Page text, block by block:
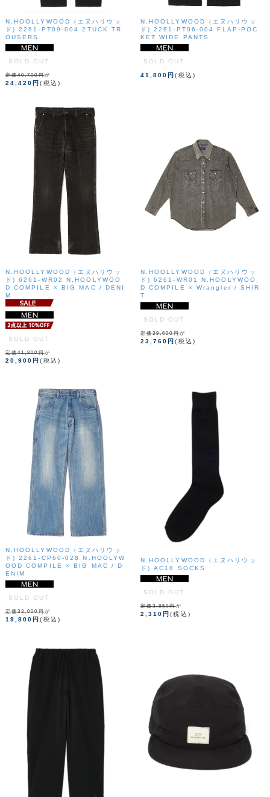
N.HOOLLYWOOD（エヌハリウッ
ド) 2261-PT09-004 2TUCK TR
OUSERS
SOLD OUT
定価40,700円が
24,420円(税込)
N.HOOLLYWOOD（エヌハリウッ
ド) 2261-PT06-004 FLAP-POC
KET WIDE PANTS
SOLD OUT
41,800円(税込)
N.HOOLLYWOOD（エヌハリウッ
ド) 6261-WR02 N.HOOLYWOO
D COMPILE × BIG MAC / DENI
M
SOLD OUT
定価41,800円が
20,900円(税込)
N.HOOLLYWOOD（エヌハリウッ
ド) 6261-WR01 N.HOOLYWOO
D COMPILE × Wrangler / SHIR
T
SOLD OUT
定価39,600円が
23,760円(税込)
N.HOOLLYWOOD（エヌハリウッ
ド) 2261-CP60-028 N.HOOLYW
OOD COMPILE × BIG MAC / D
ENIM
SOLD OUT
定価33,000円が
19,800円(税込)
N.HOOLLYWOOD（エヌハリウッ
ド) AC18 SOCKS
SOLD OUT
定価3,850円が
2,310円(税込)